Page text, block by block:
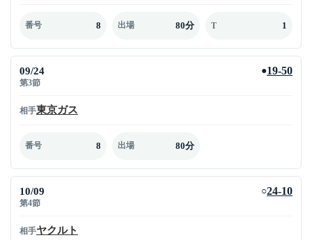
番号 8 出場 80分 T 1
09/24
第3節
●19-50
相手東京ガス
番号 8 出場 80分
10/09
第4節
○24-10
相手ヤクルト